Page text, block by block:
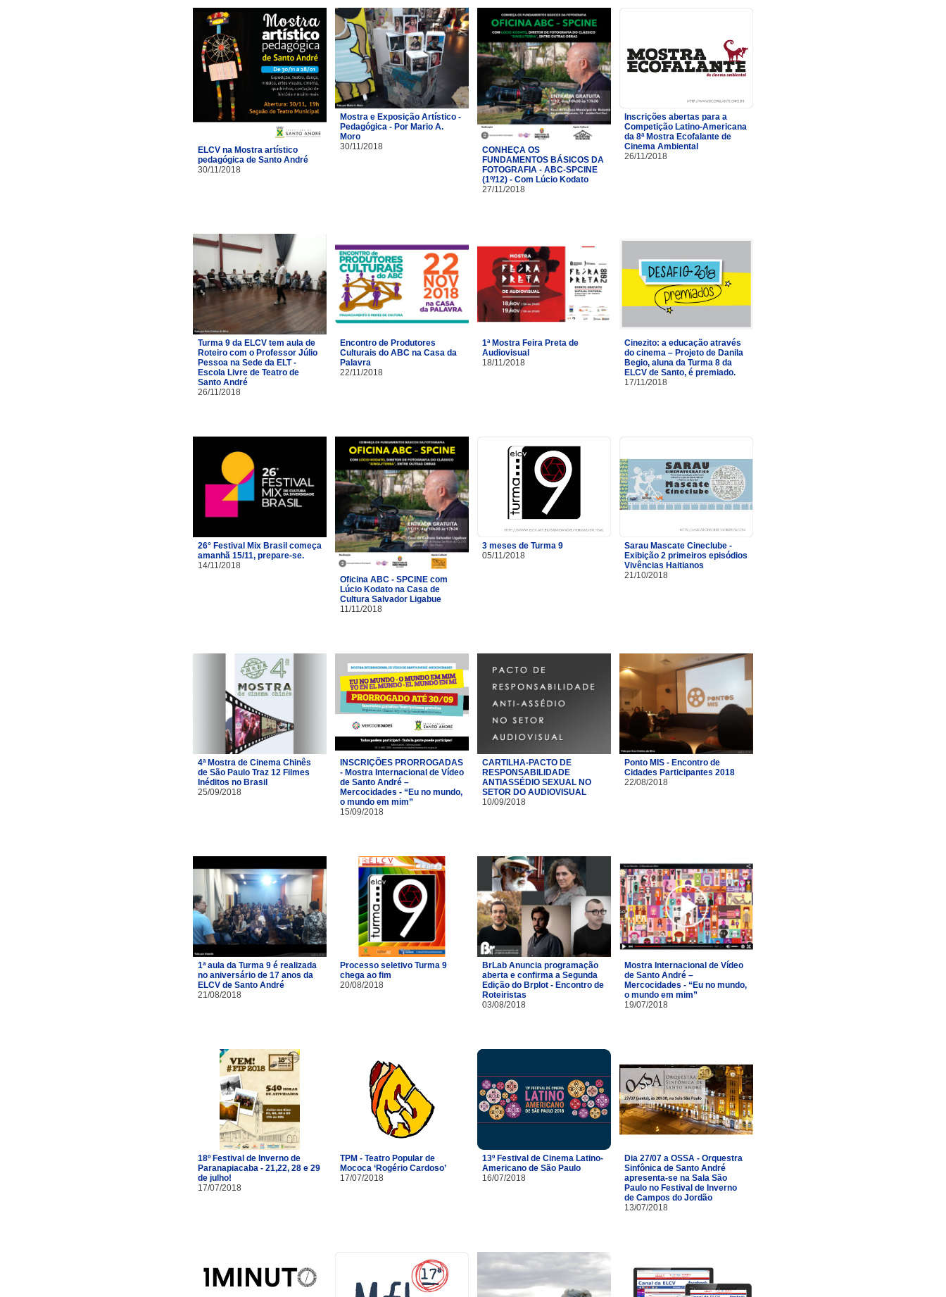
ELCV na Mostra artístico
pedagógica de Santo André
30/11/2018
Mostra e Exposição Artístico -
Pedagógica - Por Mario A.
Moro
30/11/2018
CONHEÇA OS
FUNDAMENTOS BÁSICOS DA
FOTOGRAFIA - ABC-SPCINE
(1º/12) - Com Lúcio Kodato
27/11/2018
Inscrições abertas para a
Competição Latino-Americana
da 8ª Mostra Ecofalante de
Cinema Ambiental
26/11/2018
Turma 9 da ELCV tem aula de
Roteiro com o Professor Júlio
Pessoa na Sede da ELT -
Escola Livre de Teatro de
Santo André
26/11/2018
Encontro de Produtores
Culturais do ABC na Casa da
Palavra
22/11/2018
1ª Mostra Feira Preta de
Audiovisual
18/11/2018
Cinezito: a educação através
do cinema – Projeto de Danila
Begio, aluna da Turma 8 da
ELCV de Santo, é premiado.
17/11/2018
26° Festival Mix Brasil começa
amanhã 15/11, prepare-se.
14/11/2018
Oficina ABC - SPCINE com
Lúcio Kodato na Casa de
Cultura Salvador Ligabue
11/11/2018
3 meses de Turma 9
05/11/2018
Sarau Mascate Cineclube -
Exibição 2 primeiros episódios
Vivências Haitianos
21/10/2018
4ª Mostra de Cinema Chinês
de São Paulo Traz 12 Filmes
Inéditos no Brasil
25/09/2018
INSCRIÇÕES PRORROGADAS
- Mostra Internacional de Vídeo
de Santo André –
Mercocidades - “Eu no mundo,
o mundo em mim”
15/09/2018
CARTILHA-PACTO DE
RESPONSABILIDADE
ANTIASSÉDIO SEXUAL NO
SETOR DO AUDIOVISUAL
10/09/2018
Ponto MIS - Encontro de
Cidades Participantes 2018
22/08/2018
1ª aula da Turma 9 é realizada
no aniversário de 17 anos da
ELCV de Santo André
21/08/2018
Processo seletivo Turma 9
chega ao fim
20/08/2018
BrLab Anuncia programação
aberta e confirma a Segunda
Edição do Brplot - Encontro de
Roteiristas
03/08/2018
Mostra Internacional de Vídeo
de Santo André –
Mercocidades - “Eu no mundo,
o mundo em mim”
19/07/2018
18º Festival de Inverno de
Paranapiacaba - 21,22, 28 e 29
de julho!
17/07/2018
TPM - Teatro Popular de
Mococa ‘Rogério Cardoso’
17/07/2018
13º Festival de Cinema Latino-
Americano de São Paulo
16/07/2018
Dia 27/07 a OSSA - Orquestra
Sinfônica de Santo André
apresenta-se na Sala São
Paulo no Festival de Inverno
de Campos do Jordão
13/07/2018